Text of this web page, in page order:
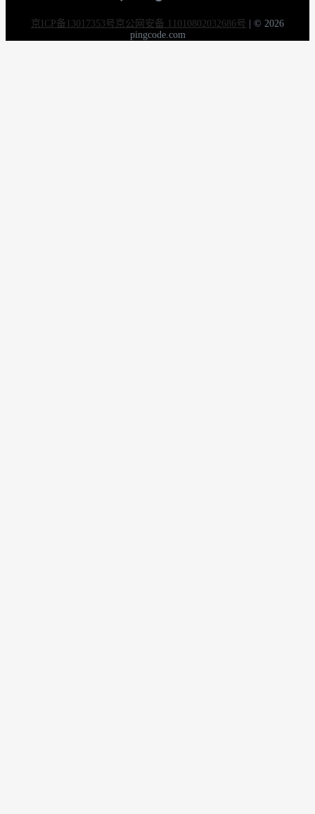
京ICP备13017353号京公网安备 11010802032686号
© 2026
pingcode.com